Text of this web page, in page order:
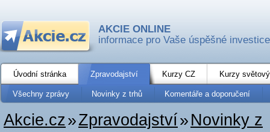
AKCIE ONLINE
informace pro Vaše úspěšné investice
Úvodní stránka Zpravodajství Kurzy CZ Kurzy
Všechny zprávy Novinky z trhů Komentáře a doporučení
Akcie.cz»Zpravodajství» Novinky z